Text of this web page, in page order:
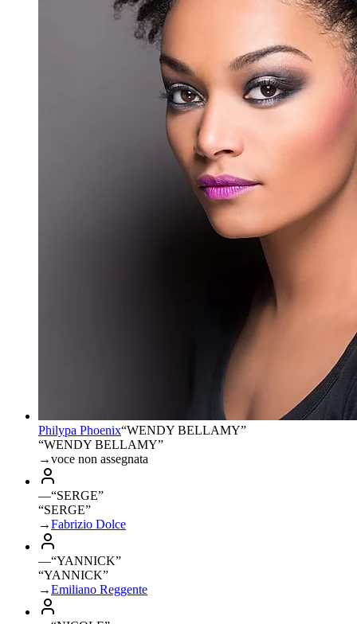
Philypa Phoenix“WENDY BELLAMY”
“WENDY BELLAMY”
→voce non assegnata
—“SERGE”
“SERGE”
→Fabrizio Dolce
—“YANNICK”
“YANNICK”
→Emiliano Reggente